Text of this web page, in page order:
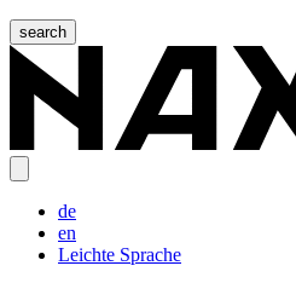
search
de
en
Leichte Sprache